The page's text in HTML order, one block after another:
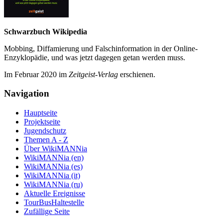
Schwarzbuch Wikipedia
Mobbing, Diffamierung und Falsch­information in der Online-
Enzyklo­pädie, und was jetzt da­gegen getan werden muss.
Im Februar 2020 im Zeit­geist-Verlag erschienen.
Navigation
Hauptseite
Projektseite
Jugendschutz
Themen A - Z
Über WikiMANNia
WikiMANNia (en)
WikiMANNia (es)
WikiMANNia (it)
WikiMANNia (ru)
Aktuelle Ereignisse
TourBusHaltestelle
Zufällige Seite